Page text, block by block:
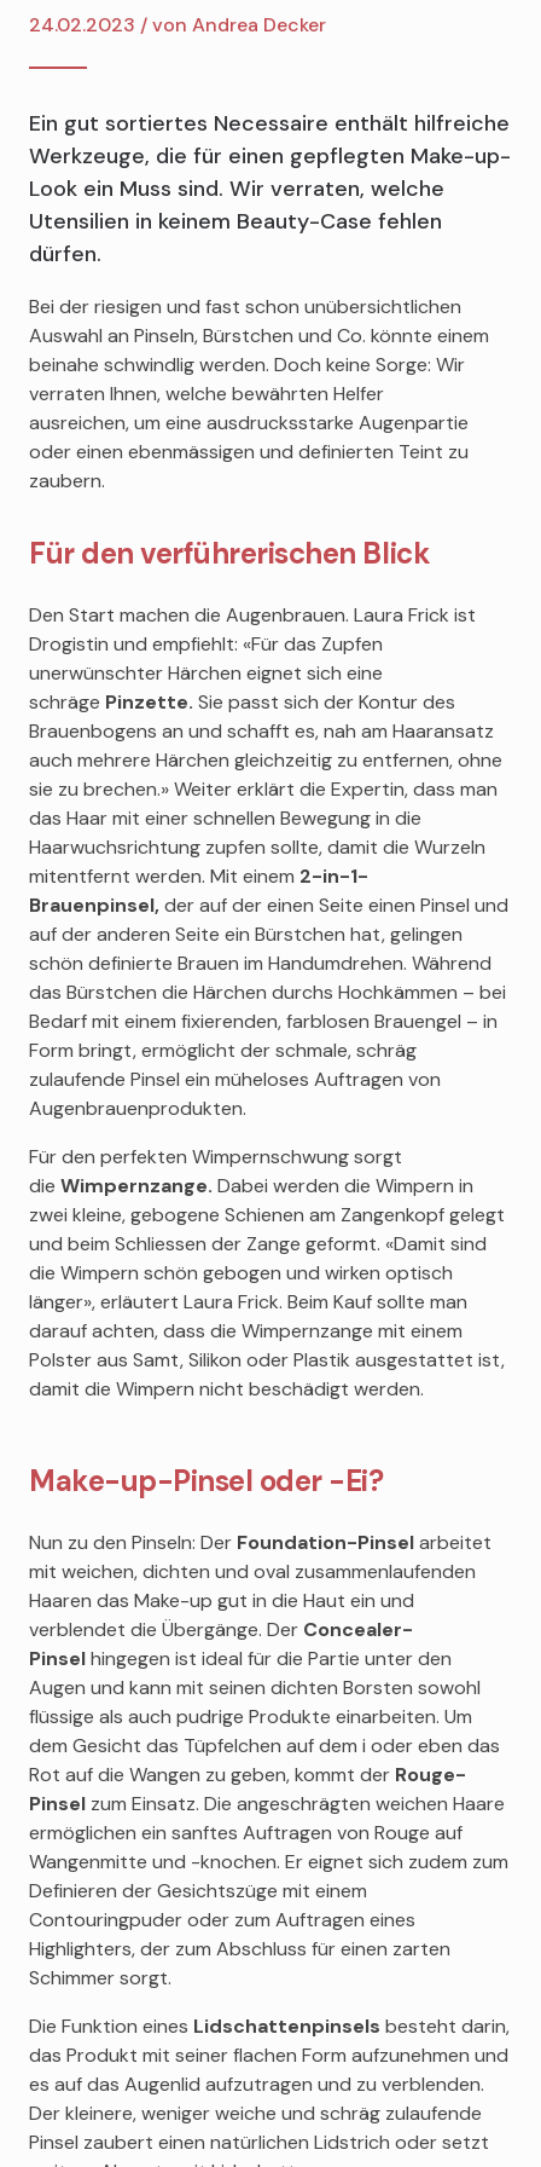
24.02.2023 / von Andrea Decker
Ein gut sortiertes Necessaire enthält hilfreiche
Werkzeuge, die für einen gepflegten Make-up-
Look ein Muss sind. Wir verraten, welche
Utensilien in keinem Beauty-Case fehlen
dürfen.
Bei der riesigen und fast schon unübersichtlichen
Auswahl an Pinseln, Bürstchen und Co. könnte einem
beinahe schwindlig werden. Doch keine Sorge: Wir
verraten Ihnen, welche bewährten Helfer
ausreichen,um eine ausdrucksstarke Augenpartie
oder einen ebenmässigen und definierten Teint zu
zaubern.
Für den verführerischen Blick
Den Start machen die Augenbrauen. Laura Frick ist
Drogistin und empfiehlt: «Für das Zupfen
unerwünschter Härchen eignet sich eine
schräge Pinzette. Sie passt sich der Kontur des
Brauenbogens an und schafft es, nah am Haaransatz
auch mehrere Härchen gleichzeitig zu entfernen, ohne
sie zu brechen.» Weiter erklärt die Expertin, dass man
das Haar mit einer schnellen Bewegung in die
Haarwuchsrichtung zupfen sollte, damit die Wurzeln
mitentfernt werden. Mit einem 2-in-1-
Brauenpinsel,der auf der einen Seite einen Pinsel und
auf der anderen Seite ein Bürstchen hat, gelingen
schön definierte Brauen im Handumdrehen. Während
das Bürstchen die Härchen durchs Hochkämmen – bei
Bedarf mit einem fixierenden, farblosen Brauengel – in
Form bringt, ermöglicht der schmale, schräg
zulaufende Pinsel ein müheloses Auftragen von
Augenbrauenprodukten.
Für den perfekten Wimpernschwung sorgt
die Wimpernzange. Dabei werden die Wimpern in
zwei kleine, gebogene Schienen am Zangenkopf gelegt
und beim Schliessen der Zange geformt. «Damit sind
die Wimpern schön gebogen und wirken optisch
länger», erläutert Laura Frick. Beim Kauf sollte man
darauf achten, dass die Wimpernzange mit einem
Polster aus Samt, Silikon oder Plastik ausgestattet ist,
damit die Wimpern nicht beschädigt werden.
Make-up-Pinsel oder -Ei?
Nun zu den Pinseln: Der Foundation-Pinselarbeitet
mit weichen, dichten und oval zusammenlaufenden
Haaren das Make-up gut in die Haut ein und
verblendet die Übergänge. Der Concealer-
Pinselhingegen ist ideal für die Partie unter den
Augen und kann mit seinen dichten Borsten sowohl
flüssige als auch pudrige Produkte einarbeiten. Um
dem Gesicht das Tüpfelchen auf dem i oder eben das
Rot auf die Wangen zu geben, kommt der Rouge-
Pinsel zum Einsatz. Die angeschrägten weichen Haare
ermöglichen ein sanftes Auftragen von Rouge auf
Wangenmitte und -knochen. Er eignet sich zudem zum
Definieren der Gesichtszüge mit einem
Contouringpuder oder zum Auftragen eines
Highlighters, der zum Abschluss für einen zarten
Schimmer sorgt.
Die Funktion eines Lidschattenpinsels besteht darin,
das Produkt mit seiner flachen Form aufzunehmen und
es auf das Augenlid aufzutragen und zu verblenden.
Der kleinere, weniger weiche und schräg zulaufende
Pinsel zaubert einen natürlichen Lidstrich oder setzt